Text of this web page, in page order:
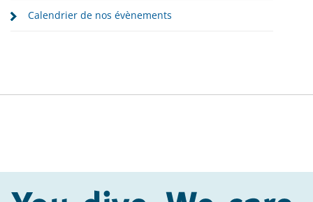
Calendrier de nos évènements